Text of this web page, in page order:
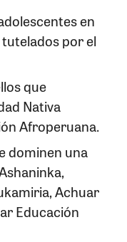
en
por el
que
Nativa
Afroperuana.
dominen una
Achuar
Educación